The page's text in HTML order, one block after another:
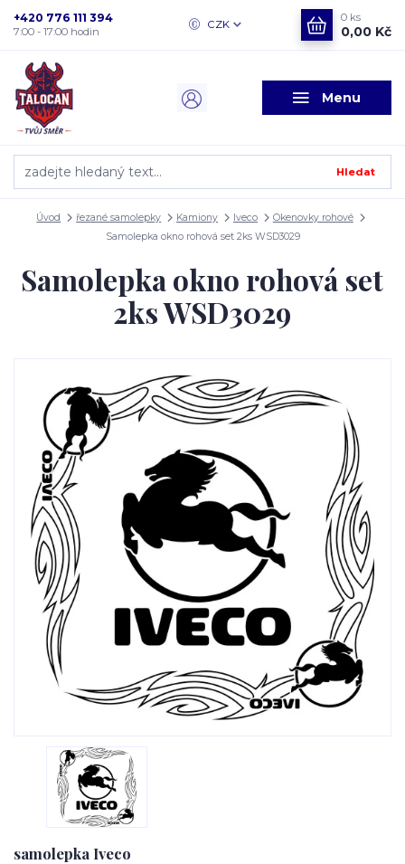
Menu
CZK
Hledat
+420 776 111 394
7:00 - 17:00 hodin
0 ks
0,00 Kč
Úvod řezané samolepky Kamiony Iveco
Okenovky rohové
Samolepka okno rohová set 2ks WSD3029
Samolepka okno rohová set
2ks WSD3029
samolepka Iveco